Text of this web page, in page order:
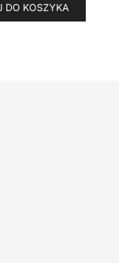
DO KOSZYKA